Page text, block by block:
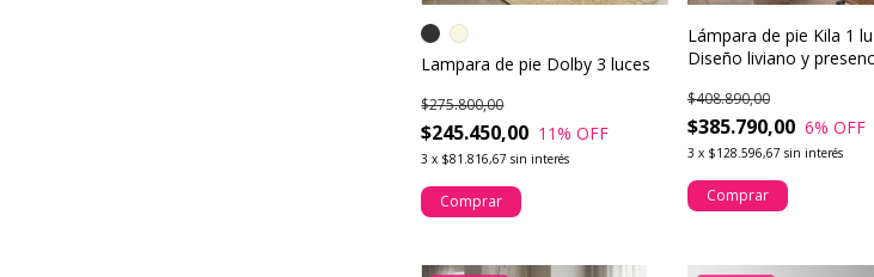
Lampara de pie Dolby 3 luces
$245.450,00
$275.800,00
11% OFF
3 x $81.816,67 sin interés
Comprar
Lámpara de pie Kila 1
Diseño liviano y
$385.790,00
$408.890,00
6% OFF
3 x $128.596,67 sin interés
Comprar